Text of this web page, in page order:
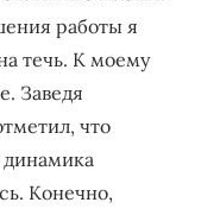
работы я
течь. К моему
Заведя
что
динамика
Конечно,